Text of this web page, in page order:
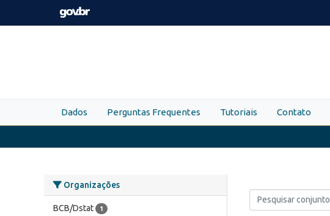
Skip to main content
Dados Perguntas Frequentes Tutoriais Contato
Organizações
BCB/Dstat 1